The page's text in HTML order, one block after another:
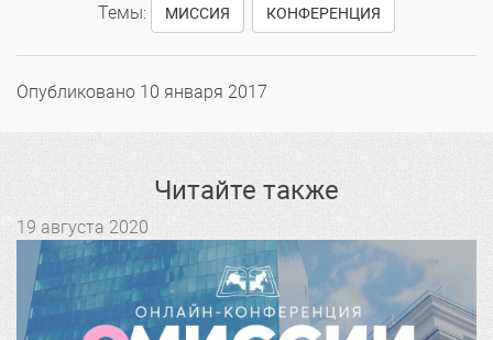
Темы: МИССИЯ КОНФЕРЕНЦИЯ
Опубликовано 10 января 2017
Читайте также
19 августа 2020